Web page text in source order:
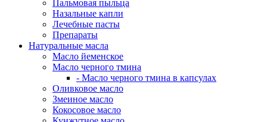
Пальмовая пыльца
Назальные капли
Лечебные пасты
Препараты
Натуральные масла
Масло йеменское
Масло черного тмина
- Масло черного тмина в капсулах
Оливковое масло
Змеиное масло
Кокосовое масло